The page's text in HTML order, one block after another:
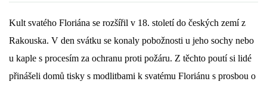
Kult svatého Floriána se rozšířil v 18. století do českých zemí z
Rakouska. V den svátku se konaly pobožnosti u jeho sochy nebo
u kaple s procesím za ochranu proti požáru. Z těchto poutí si lidé
přinášeli domů tisky s modlitbami k svatému Floriánu s prosbou o